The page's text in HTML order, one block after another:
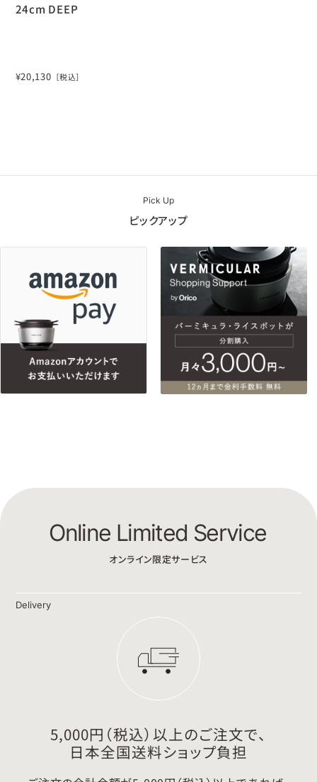
24cm DEEP
¥20,130 ［税込］
Pick Up
ピックアップ
Online Limited Service
オンライン限定サービス
Delivery
5,000円（税込）以上のご注文で、
日本全国送料ショップ負担